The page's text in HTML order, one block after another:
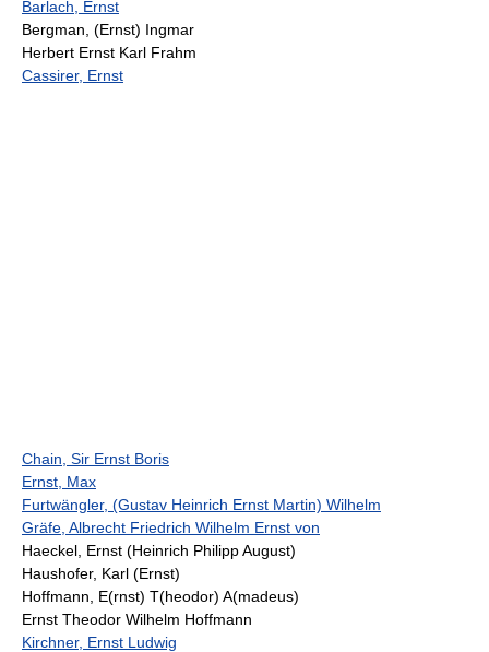
Barlach, Ernst
Bergman, (Ernst) Ingmar
Herbert Ernst Karl Frahm
Cassirer, Ernst
Chain, Sir Ernst Boris
Ernst, Max
Furtwängler, (Gustav Heinrich Ernst Martin) Wilhelm
Gräfe, Albrecht Friedrich Wilhelm Ernst von
Haeckel, Ernst (Heinrich Philipp August)
Haushofer, Karl (Ernst)
Hoffmann, E(rnst) T(heodor) A(madeus)
Ernst Theodor Wilhelm Hoffmann
Kirchner, Ernst Ludwig